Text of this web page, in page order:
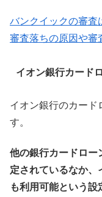
バンクイックの審査
審査落ちの原因や審
イオン銀行カード
イオン銀行のカード
す。
他の銀行カードロー
定されているなか、
も利用可能という設